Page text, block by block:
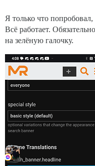
Я только что
Всё работает.
на зелёную галочку.